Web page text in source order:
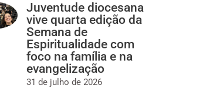
Juventude diocesana
vive quarta edição da
Semana de
Espiritualidade com
foco na família e na
evangelização
31 de julho de 2026